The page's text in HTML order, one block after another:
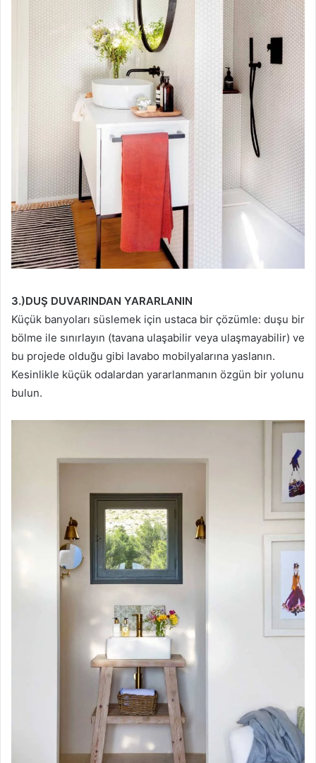
3.)DUŞ DUVARINDAN YARARLANIN
Küçük banyoları süslemek için ustaca bir çözümle: duşu bir
bölme ile sınırlayın (tavana ulaşabilir veya ulaşmayabilir) ve
bu projede olduğu gibi lavabo mobilyalarına yaslanın.
Kesinlikle küçük odalardan yararlanmanın özgün bir yolunu
bulun.